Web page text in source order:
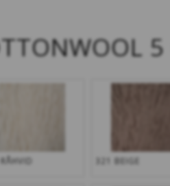
321 BEIGE